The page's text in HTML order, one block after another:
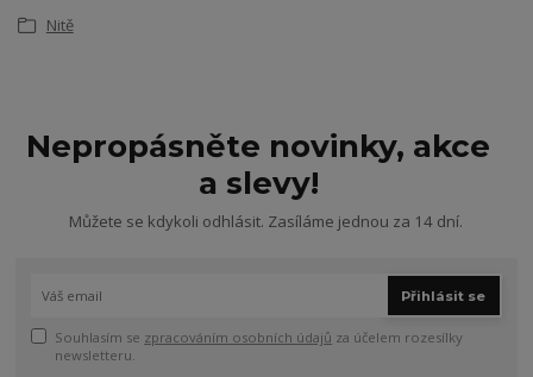
Nitě
Nepropásněte novinky, akce
a slevy!
Můžete se kdykoli odhlásit. Zasíláme jednou za 14 dní.
Přihlásit se
Souhlasím se zpracováním osobních údajů za účelem rozesílky
newsletteru.